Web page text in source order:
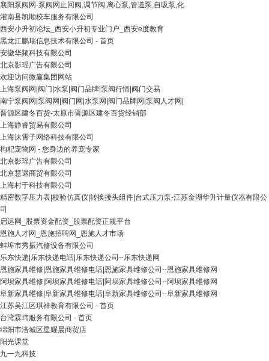
襄阳泵阀网-泵阀网止回阀,调节阀,离心泵,管道泵,自吸泵,化
灌南县凯顺校车服务有限公司
西安小升初论坛_西安小升初专业门户_西安e度教育
黑龙江鹏瑞信息技术有限公司 - 首页
安徽华频科技有限公司
北京影瑶广告有限公司
欢迎访问微赢集团网站
上海泵阀网|阀门|水泵|阀门品牌|泵阀行情|阀门交易
南宁泵阀网|泵阀网|阀门网|水泵网|阀门品牌网|泵阀人才网|
晋源区建冬百货-太原市晋源区建冬百货经销部
上海静睿贸易有限公司
上海沫霄子网络科技有限公司
枸杞宠物网 - 您身边的养宠专家
北京影瑶广告有限公司
北京慧遇商贸有限公司
上海村于科技有限公司
精密数字压力表|校验仿真仪|转换接头组件|台式压力泵-江苏金湖华升计量仪器有限公
司
启远网_股票资金配资_股票配资正规平台
恩施人才网_恩施招聘网_恩施人才市场
蚌埠市秀振汽修设备有限公司
乐东快递|乐东快递电话|乐东快递公司--乐东快递网
恩施家具维修|恩施家具维修电话|恩施家具维修公司--恩施家具维修网
阿坝家具维修|阿坝家具维修电话|阿坝家具维修公司--阿坝家具维修网
阜新家具维修|阜新家具维修电话|阜新家具维修公司--阜新家具维修网
江苏吴江区琪祥教育有限公司 - 首页
台湾霖玮服务有限公司 - 首页
绵阳市涪城区星耀晨商贸店
阳光课堂
九一九科技